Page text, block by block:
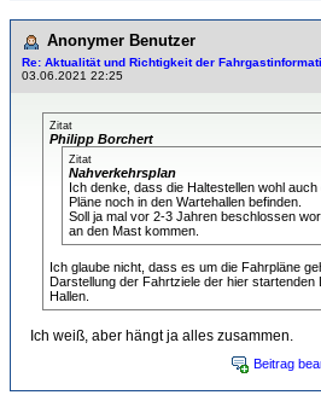
Anonymer Benutzer
Re: Aktualität und Richtigkeit der
03.06.2021 22:25
Zitat
Philipp Borchert
Zitat
Nahverkehrsplan
Ich denke, dass die Haltestellen wohl
Pläne noch in den Wartehallen befinden.
Soll ja mal vor 2-3 Jahren beschlossen
an den Mast kommen.
Ich glaube nicht, dass es um die Fahrpläne
Darstellung der Fahrtziele der hier startenden
Hallen.
Ich weiß, aber hängt ja alles zusammen.
Beitrag